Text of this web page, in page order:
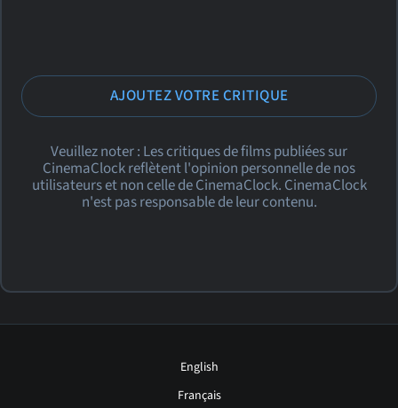
AJOUTEZ VOTRE CRITIQUE
Veuillez noter : Les critiques de films publiées sur
CinemaClock reflètent l'opinion personnelle de nos
utilisateurs et non celle de CinemaClock. CinemaClock
n'est pas responsable de leur contenu.
English
Français